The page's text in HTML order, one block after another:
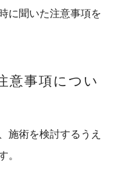
に聞いた注意事項を
意事項につい
施術を検討するうえ
。